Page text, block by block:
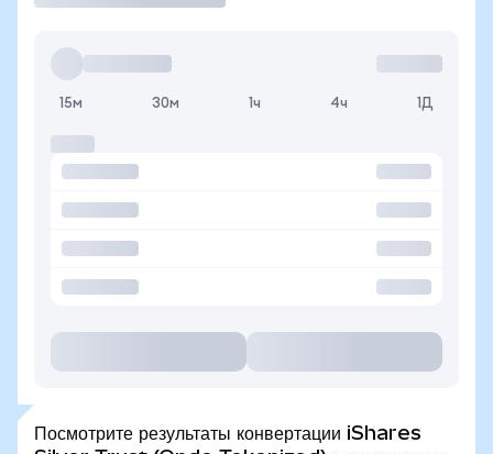
15м 30м 1ч 4ч 1Д
Посмотрите результаты конвертации iShares